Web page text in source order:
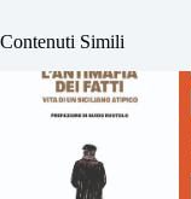
Contenuti Simili